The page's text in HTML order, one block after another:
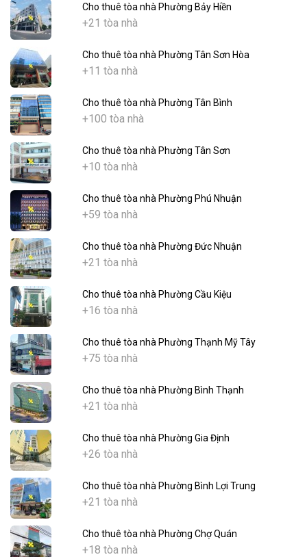
Cho thuê tòa nhà Phường Bảy Hiền
+21 tòa nhà
Cho thuê tòa nhà Phường Tân Sơn Hòa
+11 tòa nhà
Cho thuê tòa nhà Phường Tân Bình
+100 tòa nhà
Cho thuê tòa nhà Phường Tân Sơn
+10 tòa nhà
Cho thuê tòa nhà Phường Phú Nhuận
+59 tòa nhà
Cho thuê tòa nhà Phường Đức Nhuận
+21 tòa nhà
Cho thuê tòa nhà Phường Cầu Kiệu
+16 tòa nhà
Cho thuê tòa nhà Phường Thạnh Mỹ Tây
+75 tòa nhà
Cho thuê tòa nhà Phường Bình Thạnh
+21 tòa nhà
Cho thuê tòa nhà Phường Gia Định
+26 tòa nhà
Cho thuê tòa nhà Phường Bình Lợi Trung
+21 tòa nhà
Cho thuê tòa nhà Phường Chợ Quán
+18 tòa nhà